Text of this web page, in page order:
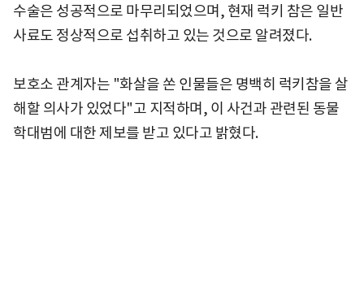
수술은 성공적으로 마무리되었으며, 현재 럭키 참은 일반
사료도 정상적으로 섭취하고 있는 것으로 알려졌다.
보호소 관계자는 "화살을 쏜 인물들은 명백히 럭키참을 살
해할 의사가 있었다"고 지적하며, 이 사건과 관련된 동물
학대범에 대한 제보를 받고 있다고 밝혔다.